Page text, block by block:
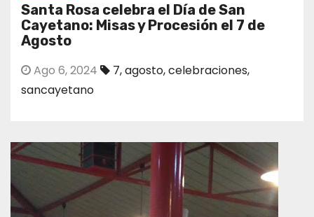
Santa Rosa celebra el Día de San
Cayetano: Misas y Procesión el 7 de
Agosto
Ago 6, 2024 7,agosto,celebraciones,
sancayetano